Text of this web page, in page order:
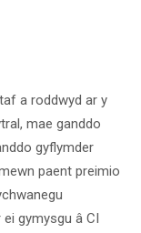
a roddwyd ar y
mae ganddo
gyflymder
paent preimio
gymysgu â CI